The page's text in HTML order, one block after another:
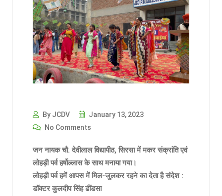
By JCDV
January 13, 2023
No Comments
जन नायक चौ. देवीलाल विद्यापीठ, सिरसा में मकर संक्रांति एवं
लोहड़ी पर्व हर्षोल्लास के साथ मनाया गया।
लोहड़ी पर्व हमें आपस में मिल-जुलकर रहने का देता है संदेश :
डॉक्टर कुलदीप सिंह ढींडसा